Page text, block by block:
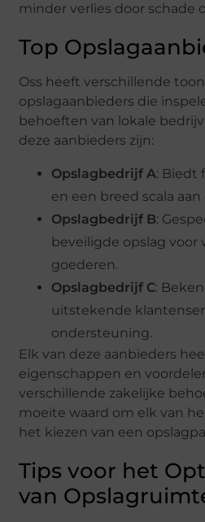
minder verlies door schade
Top
Oss heeft verschillende
opslagaanbieders die
behoeften van lokale
deze aanbieders zijn:
Opslagbedrijf A: Biedt
en een breed scala
Opslagbedrijf B:
beveiligde opslag voor
goederen.
Opslagbedrijf C:
uitstekende
ondersteuning.
Elk van deze aanbieders
eigenschappen en
verschillende zakelijke
moeite waard om elk van
het kiezen van een
Tips voor het
van